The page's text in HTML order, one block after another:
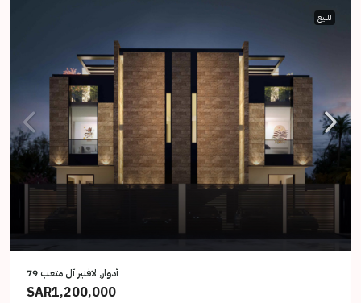
للبيع
أدوار, لافنير آل متعب 79
SAR1,200,000